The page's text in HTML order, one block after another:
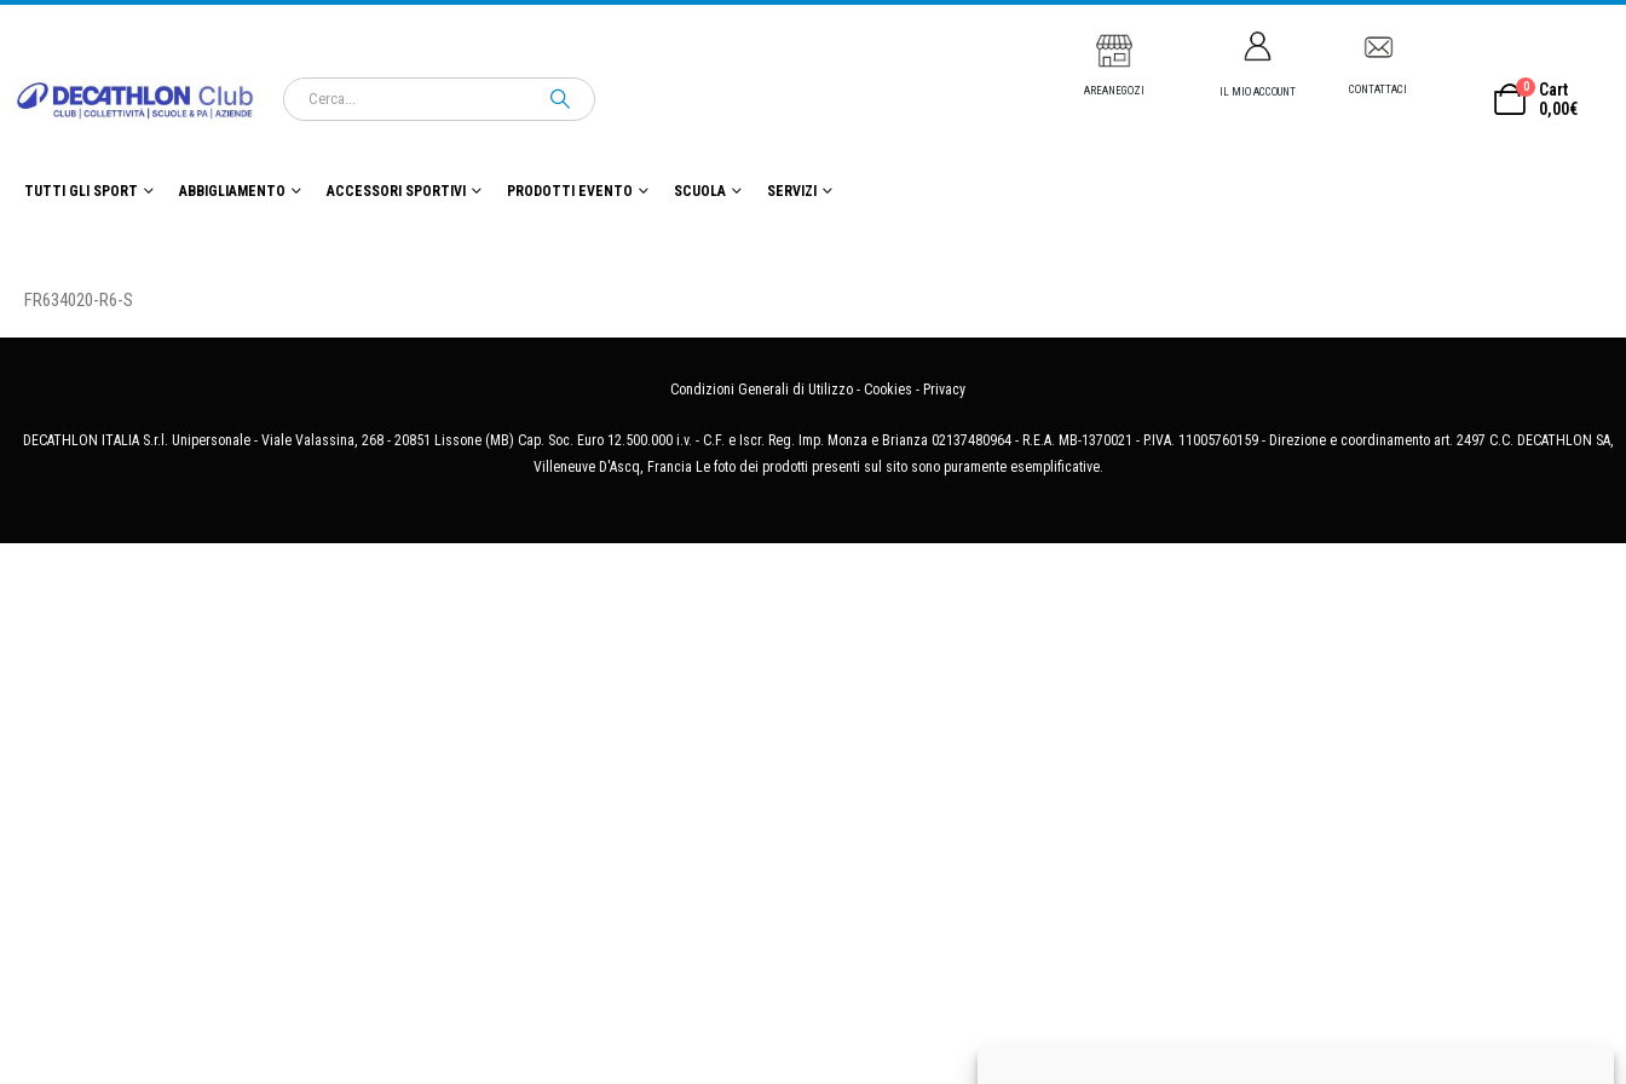
AREANEGOZI IL MIO ACCOUNT CONTATTACI 0
Cart
0,00€
TUTTI GLI SPORT ABBIGLIAMENTO ACCESSORI SPORTIVI PRODOTTI EVENTO SCUOLA SERVIZI
FR634020-R6-S
Condizioni Generali di Utilizzo - Cookies - Privacy
DECATHLON ITALIA S.r.l. Unipersonale - Viale Valassina, 268 - 20851 Lissone (MB) Cap. Soc. Euro 12.500.000 i.v. - C.F. e Iscr. Reg. Imp. Monza e Brianza 02137480964 - R.E.A. MB-1370021 - P.IVA. 11005760159 - Direzione e coordinamento art. 2497 C.C. DECATHLON SA,
Villeneuve D'Ascq, Francia Le foto dei prodotti presenti sul sito sono puramente esemplificative.